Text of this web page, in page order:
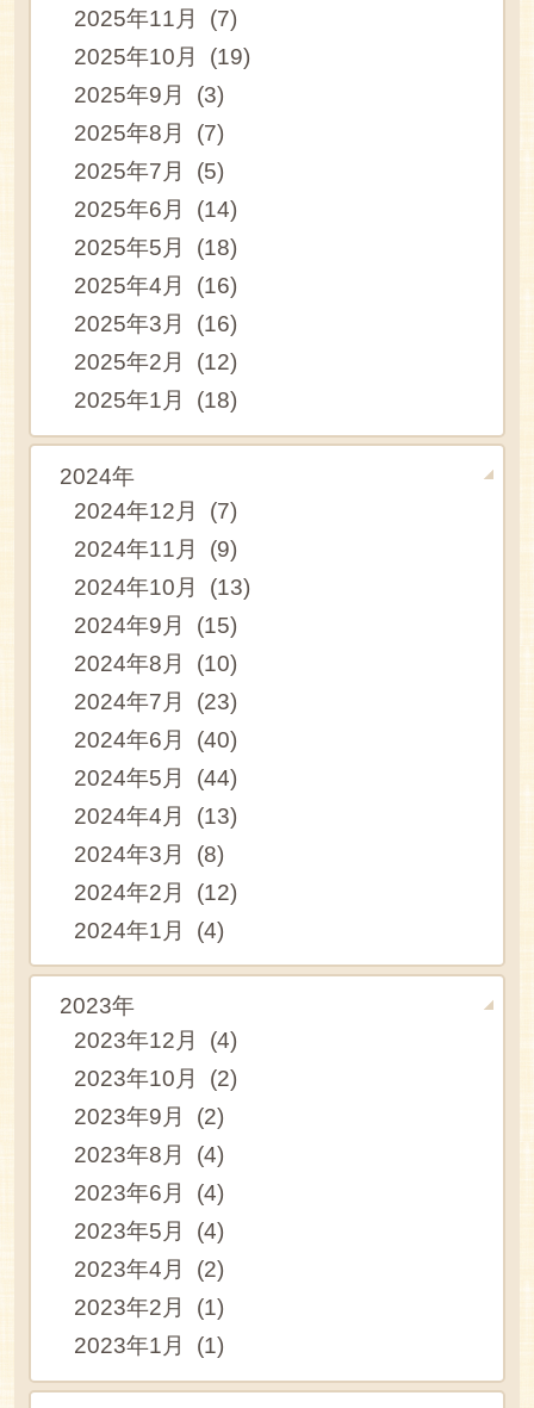
2025年11月 (7)
2025年10月 (19)
2025年9月 (3)
2025年8月 (7)
2025年7月 (5)
2025年6月 (14)
2025年5月 (18)
2025年4月 (16)
2025年3月 (16)
2025年2月 (12)
2025年1月 (18)
2024年
2024年12月 (7)
2024年11月 (9)
2024年10月 (13)
2024年9月 (15)
2024年8月 (10)
2024年7月 (23)
2024年6月 (40)
2024年5月 (44)
2024年4月 (13)
2024年3月 (8)
2024年2月 (12)
2024年1月 (4)
2023年
2023年12月 (4)
2023年10月 (2)
2023年9月 (2)
2023年8月 (4)
2023年6月 (4)
2023年5月 (4)
2023年4月 (2)
2023年2月 (1)
2023年1月 (1)